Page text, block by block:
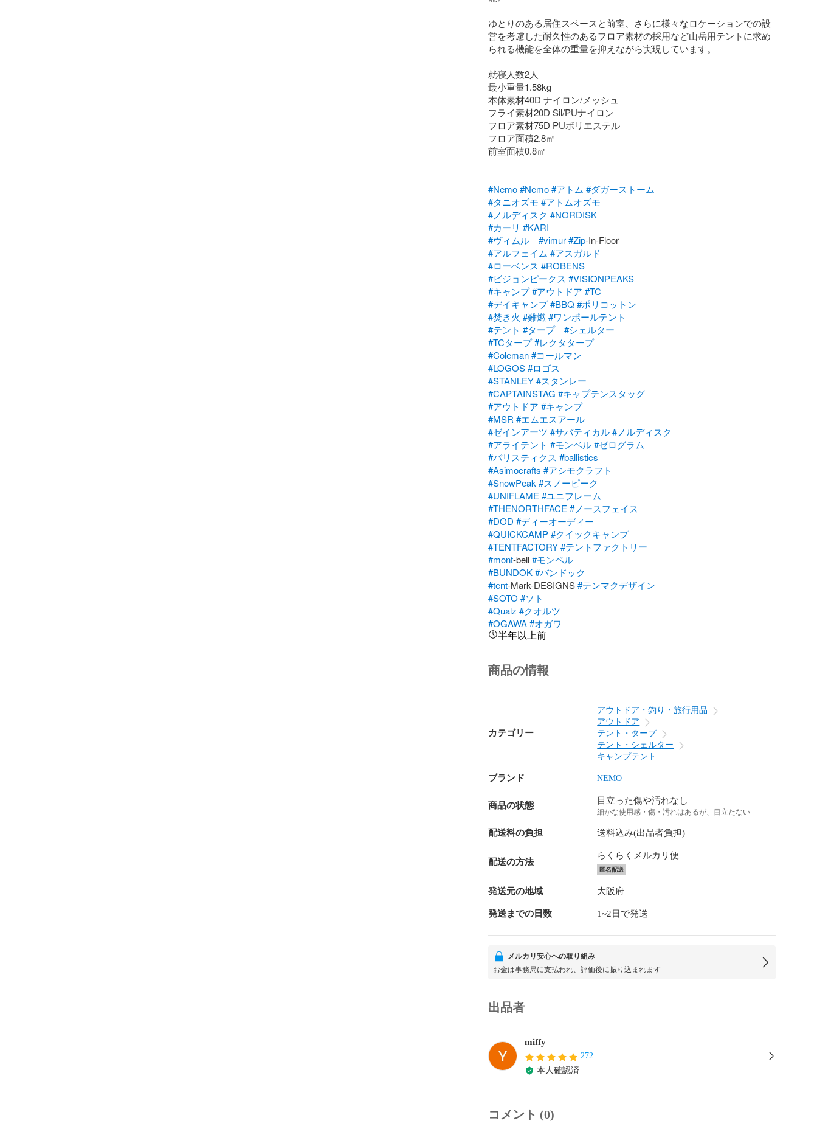
ゆとりのある居住スペースと前室、さらに様々なロケーションでの設
営を考慮した耐久性のあるフロア素材の採⽤など⼭岳⽤テントに求め
られる機能を全体の重量を抑えながら実現しています。
就寝人数2人
最小重量1.58kg
本体素材40D ナイロン/メッシュ
フライ素材20D Sil/PUナイロン
フロア素材75D PUポリエステル
フロア面積2.8㎡
前室面積0.8㎡
#Nemo #Nemo #アトム #ダガーストーム
#タニオズモ #アトムオズモ
#ノルディスク #NORDISK
#カーリ #KARI
#ヴィムル
#vimur #Zip
-In-Floor
#アルフェイム #アスガルド
#ローベンス #ROBENS
#ビジョンピークス #VISIONPEAKS
#キャンプ #アウトドア #TC
#デイキャンプ #BBQ #ポリコットン
#焚き火 #難燃 #ワンポールテント
#テント #タープ
#シェルター
#TCタープ #レクタタープ
#Coleman #コールマン
#LOGOS #ロゴス
#STANLEY #スタンレー
#CAPTAINSTAG #キャプテンスタッグ
#アウトドア #キャンプ
#MSR #エムエスアール
#ゼインアーツ #サバティカル #ノルディスク
#アライテント #モンベル #ゼログラム
#バリスティクス #ballistics
#Asimocrafts #アシモクラフト
#SnowPeak #スノーピーク
#UNIFLAME #ユニフレーム
#THENORTHFACE #ノースフェイス
#DOD #ディーオーディー
#QUICKCAMP #クイックキャンプ
#TENTFACTORY #テントファクトリー
#mont-bell #モンベル
#BUNDOK #バンドック
#tent-Mark-DESIGNS #テンマクデザイン
#SOTO #ソト
#Qualz #クオルツ
#OGAWA #オガワ
半年以上前
商品の情報
カテゴリー
アウトドア・釣り・旅行用品
アウトドア
テント・タープ
テント・シェルター
キャンプテント
ブランド NEMO
商品の状態 目立った傷や汚れなし
細かな使用感・傷・汚れはあるが、目立たない
配送料の負担 送料込み(出品者負担)
配送の方法
らくらくメルカリ便
匿名配送
発送元の地域 大阪府
発送までの日数 1~2日で発送
メルカリ安心への取り組み
お金は事務局に支払われ、評価後に振り込まれます
出品者
miffy
272
本人確認済
コメント (0)